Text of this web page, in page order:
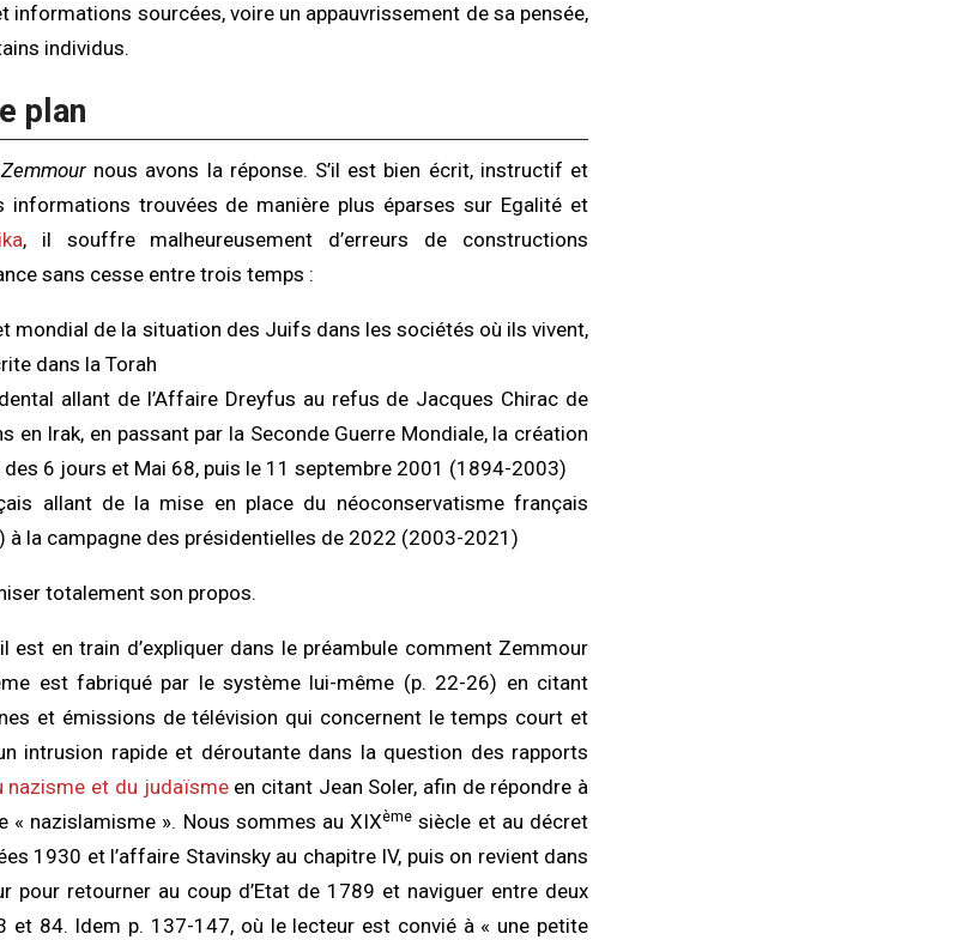
informations sourcées, voire un appauvrissement de sa pensée,
individus.
plan
nous avons la réponse. S’il est bien écrit, instructif et
informations trouvées de manière plus éparses sur Egalité et
, il souffre malheureusement d’erreurs de constructions
sans cesse entre trois temps :
mondial de la situation des Juifs dans les sociétés où ils vivent,
dans la Torah
allant de l’Affaire Dreyfus au refus de Jacques Chirac de
en Irak, en passant par la Seconde Guerre Mondiale, la création
des 6 jours et Mai 68, puis le 11 septembre 2001 (1894-2003)
allant de la mise en place du néoconservatisme français
à la campagne des présidentielles de 2022 (2003-2021)
totalement son propos.
est en train d’expliquer dans le préambule comment Zemmour
est fabriqué par le système lui-même (p. 22-26) en citant
et émissions de télévision qui concernent le temps court et
intrusion rapide et déroutante dans la question des rapports
nazisme et du judaïsmeen citant Jean Soler, afin de répondre à
« nazislamisme ». Nous sommes au XIXème siècle et au décret
1930 et l’affaire Stavinsky au chapitre IV, puis on revient dans
pour retourner au coup d’Etat de 1789 et naviguer entre deux
et 84. Idem p. 137-147, où le lecteur est convié à « une petite